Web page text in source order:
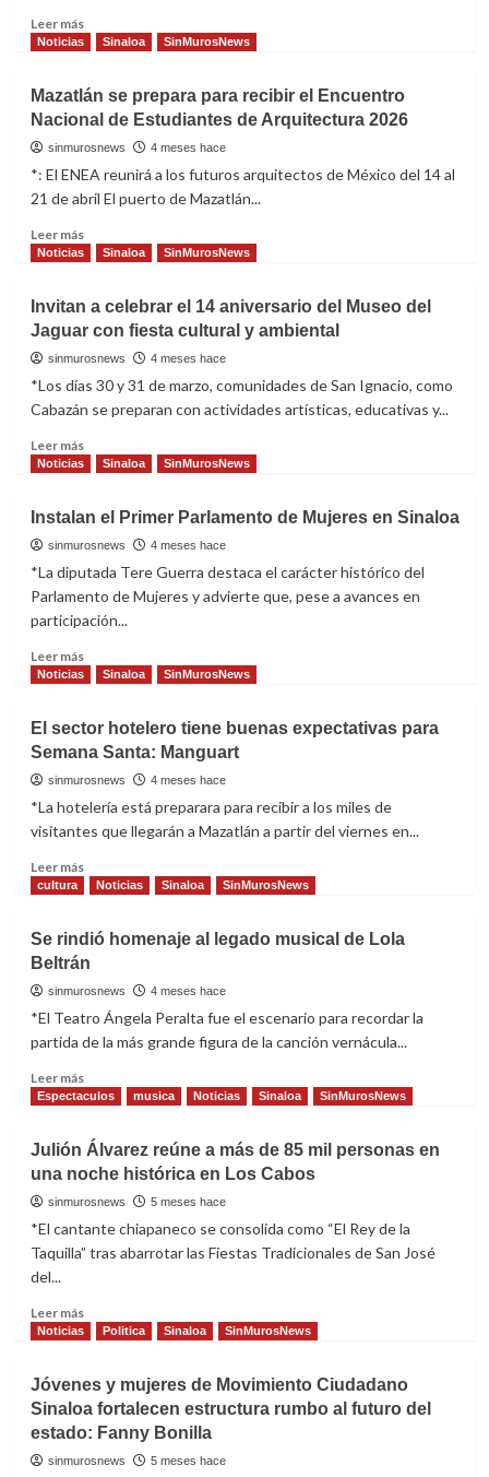
Leer másRead
more
une
a
Rauw
Alejandro
Wizkid
“Pongo”,
global
Noticias Sinaloa SinMurosNews
Mazatlán se prepara para recibir el Encuentro
Nacional de Estudiantes de Arquitectura 2026
sinmurosnews 4 meses hace
*: El ENEA reunirá a los futuros arquitectos de México del 14 al
21 de abril El puerto de Mazatlán...
Leer másRead
more
se
prepara
para
recibir
Encuentro
de
Arquitectura
2026
Noticias Sinaloa SinMurosNews
Invitan a celebrar el 14 aniversario del Museo del
Jaguar con fiesta cultural y ambiental
sinmurosnews 4 meses hace
*Los días 30 y 31 de marzo, comunidades de San Ignacio, como
Cabazán se preparan con actividades artísticas, educativas y...
Leer másRead
more
a
celebrar
el
del
del
fiesta
cultural
y
Noticias Sinaloa SinMurosNews
Instalan el Primer Parlamento de Mujeres en Sinaloa
sinmurosnews 4 meses hace
*La diputada Tere Guerra destaca el carácter histórico del
Parlamento de Mujeres y advierte que, pese a avances en
participación...
Leer másRead
more
el
Primer
Parlamento
de
en
Noticias Sinaloa SinMurosNews
El sector hotelero tiene buenas expectativas para
Semana Santa: Manguart
sinmurosnews 4 meses hace
*La hotelería está preparara para recibir a los miles de
visitantes que llegarán a Mazatlán a partir del viernes en...
Leer másRead
more
sector
hotelero
tiene
buenas
expectativas
para
Santa:
cultura Noticias Sinaloa SinMurosNews
Se rindió homenaje al legado musical de Lola
Beltrán
sinmurosnews 4 meses hace
*El Teatro Ángela Peralta fue el escenario para recordar la
partida de la más grande figura de la canción vernácula...
Leer másRead
more
Se
rindió
homenaje
al
de
Espectaculos musica Noticias Sinaloa SinMurosNews
Julión Álvarez reúne a más de 85 mil personas en
una noche histórica en Los Cabos
sinmurosnews 5 meses hace
*El cantante chiapaneco se consolida como “El Rey de la
Taquilla” tras abarrotar las Fiestas Tradicionales de San José
del...
Leer másRead
more
Álvarez
reúne
a
más
Noticias Politica Sinaloa SinMurosNews
Jóvenes y mujeres de Movimiento Ciudadano
Sinaloa fortalecen estructura rumbo al futuro del
estado: Fanny Bonilla
sinmurosnews 5 meses hace